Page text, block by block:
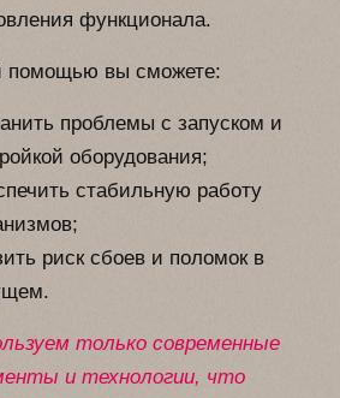
функционала.
помощью вы сможете:
проблемы с запуском и
оборудования;
стабильную работу
риск сбоев и поломок в
только современные
и технологии, что